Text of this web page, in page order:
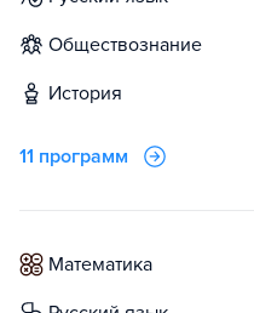
обществознание
история
11 программ
математика